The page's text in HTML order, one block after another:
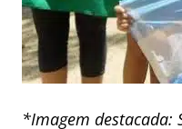
*Imagem destacada: